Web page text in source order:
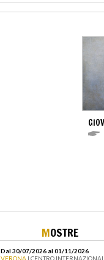
MOSTRE
Dal 30/07/2026 al 01/11/2026
VERONA | CENTRO